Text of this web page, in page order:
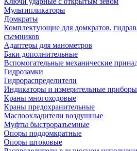
Мультипликаторы
Домкраты
Комплектующие для домкратов,
съемников
Адаптеры для манометров
Баки дополнительные
Вспомогательные механические
Гидрозамки
Гидрораспределители
Индикаторы и измерительные приборы
Краны многоходовые
Краны предохранительные
Маслоохладители воздушные
Муфты быстроразъемные
Опоры поддомкратные
Опоры штоковые